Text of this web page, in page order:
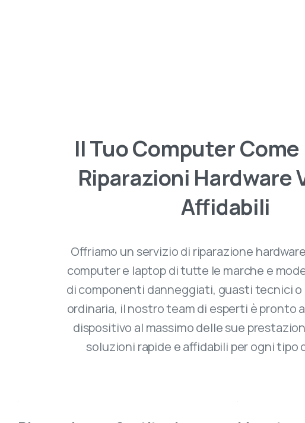
IlTuoComputerCome
Riparazioni Hardware
Affidabili
Offriamo un servizio di riparazione
computer e laptop di tutte le marche e
di componenti danneggiati, guasti tecnici
ordinaria, il nostro team di esperti è pronto
dispositivo al massimo delle sue
soluzioni rapide e affidabili per ogni tipo